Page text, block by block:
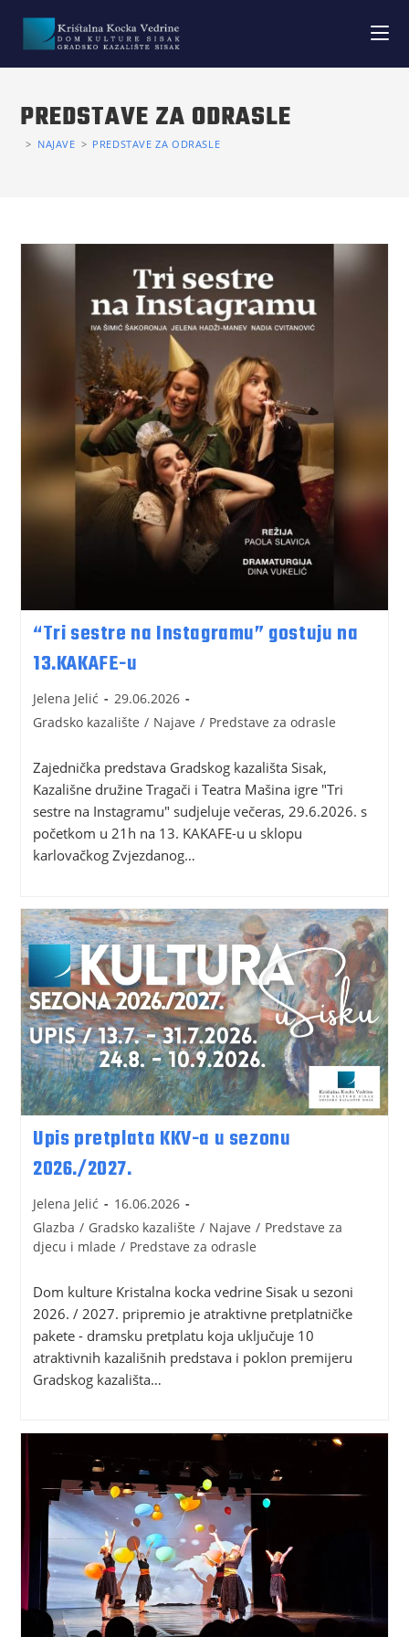
PREDSTAVE ZA ODRASLE
> NAJAVE > PREDSTAVE ZA ODRASLE
“Tri sestre na Instagramu” gostuju na
13.KAKAFE-u
Jelena Jelić
29.06.2026
Gradsko kazalište / Najave / Predstave za odrasle
Zajednička predstava Gradskog kazališta Sisak,
Kazališne družine Tragači i Teatra Mašina igre "Tri
sestre na Instagramu" sudjeluje večeras, 29.6.2026. s
početkom u 21h na 13. KAKAFE-u u sklopu
karlovačkog Zvjezdanog…
Upis pretplata KKV-a u sezonu
2026./2027.
Jelena Jelić
16.06.2026
Glazba / Gradsko kazalište / Najave / Predstave za
djecu i mlade / Predstave za odrasle
Dom kulture Kristalna kocka vedrine Sisak u sezoni
2026. / 2027. pripremio je atraktivne pretplatničke
pakete - dramsku pretplatu koja uključuje 10
atraktivnih kazališnih predstava i poklon premijeru
Gradskog kazališta…